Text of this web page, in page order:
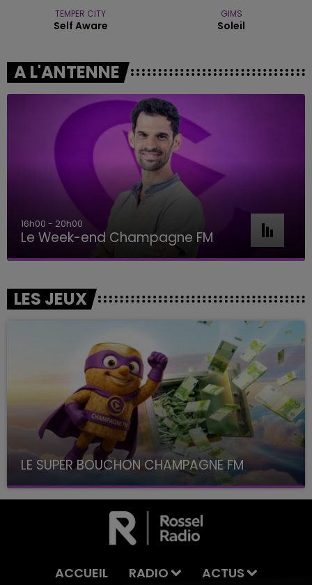
TEMPER CITY
Self Aware
GIMS
Soleil
A L'ANTENNE
16h00 - 20h00
Le Week-end Champagne FM
LES JEUX
LE SUPER BOUCHON CHAMPAGNE FM
avec La Famille Champagne FM, à 8H10
ACCUEIL RADIO ACTUS